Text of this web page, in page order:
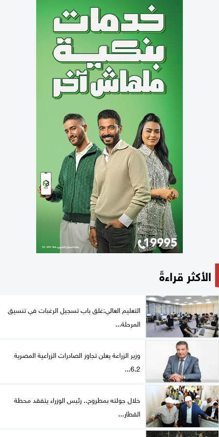
الأكثر قراءةً
التعليم العالي:غلق باب تسجيل الرغبات في تنسيق
المرحلة...
وزير الزراعة يعلن تجاوز الصادرات الزراعية المصرية
6.2...
خلال جولته بمطروح.. رئيس الوزراء يتفقد محطة
القطار...